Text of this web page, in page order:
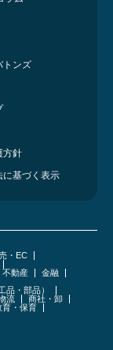
トンズ
方針
に基づく表示
・EC
不動産
金融
品・部品）
流
商社・卸
育・保育